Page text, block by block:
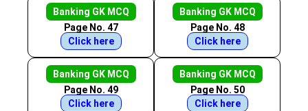
Banking GK MCQ
Page No. 47
Click here
Banking GK MCQ
Page No. 48
Click here
Banking GK MCQ
Page No. 49
Click here
Banking GK MCQ
Page No. 50
Click here